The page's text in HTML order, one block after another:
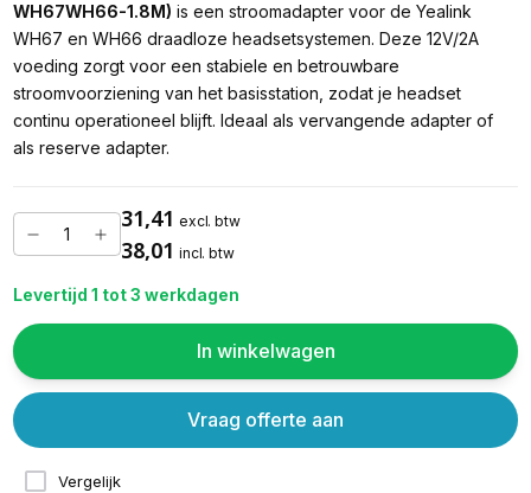
WH67WH66-1.8M) is een stroomadapter voor de Yealink
WH67 en WH66 draadloze headsetsystemen. Deze 12V/2A
voeding zorgt voor een stabiele en betrouwbare
stroomvoorziening van het basisstation, zodat je headset
continu operationeel blijft. Ideaal als vervangende adapter of
als reserve adapter.
31,41 excl. btw
38,01 incl. btw
Levertijd 1 tot 3 werkdagen
In winkelwagen
Vergelijk
Vraag offerte aan